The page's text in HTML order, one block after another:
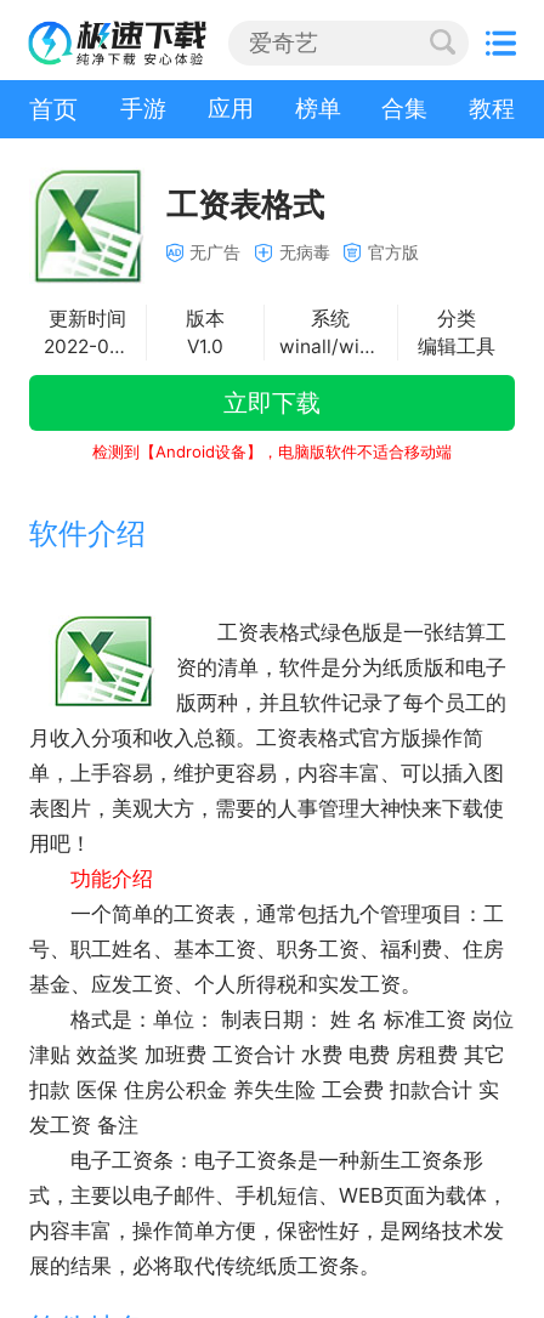
首页 手游 应用 榜单 合集 教程
工资表格式
无广告 无病毒 官方版
更新时间
2022-08-05
版本
V1.0
系统
winall/win7/win10/win11
分类
编辑工具
立即下载
检测到【Android设备】，电脑版软件不适合移动端
软件介绍
工资表格式绿色版是一张结算工
资的清单，软件是分为纸质版和电子
版两种，并且软件记录了每个员工的
月收入分项和收入总额。工资表格式官方版操作简
单，上手容易，维护更容易，内容丰富、可以插入图
表图片，美观大方，需要的人事管理大神快来下载使
用吧！
功能介绍
一个简单的工资表，通常包括九个管理项目：工
号、职工姓名、基本工资、职务工资、福利费、住房
基金、应发工资、个人所得税和实发工资。
格式是：单位： 制表日期： 姓 名 标准工资 岗位
津贴 效益奖 加班费 工资合计 水费 电费 房租费 其它
扣款 医保 住房公积金 养失生险 工会费 扣款合计 实
发工资 备注
电子工资条：电子工资条是一种新生工资条形
式，主要以电子邮件、手机短信、WEB页面为载体，
内容丰富，操作简单方便，保密性好，是网络技术发
展的结果，必将取代传统纸质工资条。